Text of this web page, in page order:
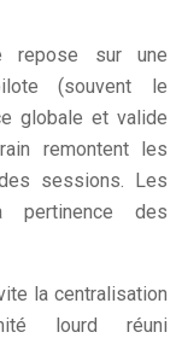
repose sur une
(souvent le
globale et valide
remontent les
sessions. Les
pertinence des
la centralisation
lourd réuni